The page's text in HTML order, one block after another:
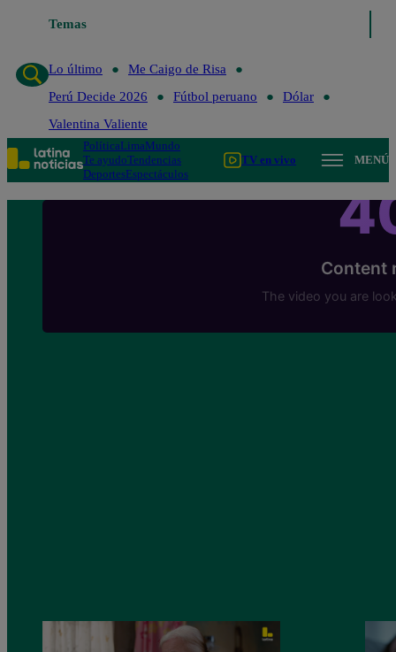
Temas
Lo último
Me Caigo de Risa
Perú Decide 2026
Fútbol peruano
Dólar
Valentina Valiente
PolíticaLimaMundo
Te ayudoTendencias
DeportesEspectáculos
TV en vivo MENÚ